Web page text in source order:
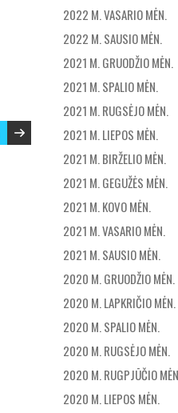
2022 M. VASARIO MĖN.
2022 M. SAUSIO MĖN.
2021 M. GRUODŽIO MĖN.
2021 M. SPALIO MĖN.
2021 M. RUGSĖJO MĖN.
2021 M. LIEPOS MĖN.
2021 M. BIRŽELIO MĖN.
2021 M. GEGUŽĖS MĖN.
2021 M. KOVO MĖN.
2021 M. VASARIO MĖN.
2021 M. SAUSIO MĖN.
2020 M. GRUODŽIO MĖN.
2020 M. LAPKRIČIO MĖN.
2020 M. SPALIO MĖN.
2020 M. RUGSĖJO MĖN.
2020 M. RUGPJŪČIO
2020 M. LIEPOS MĖN.